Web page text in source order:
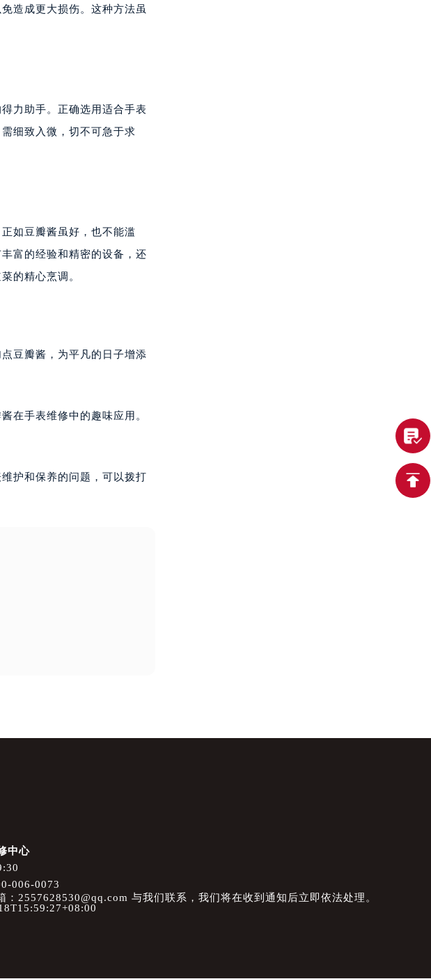
造成更大损伤。这种方法虽
力助手。正确选用适合手表
细致入微，切不可急于求
如豆瓣酱虽好，也不能滥
富的经验和精密的设备，还
的精心烹调。
豆瓣酱，为平凡的日子增添
在手表维修中的趣味应用。
护和保养的问题，可以拨打
中心
006-0073
2557628530@qq.com 与我们联系，我们将在收到通知后立即依法处理。